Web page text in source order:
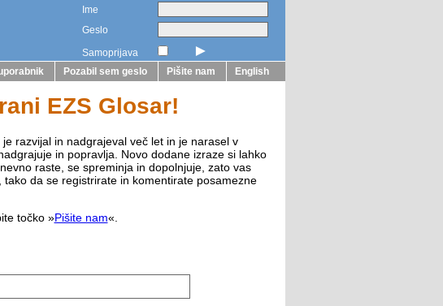
Ime
Geslo
Samoprijava
►
Pozabil sem geslo Pišite nam English
EZS Glosar!
razvijal in nadgrajeval več let in je narasel v
in popravlja. Novo dodane izraze si lahko
raste, se spreminja in dopolnjuje, zato vas
da se registrirate in komentirate posamezne
točko »Pišite nam«.